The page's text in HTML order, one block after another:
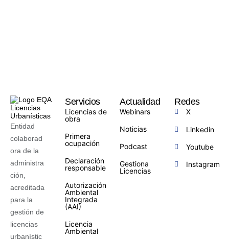
Entidad
colaborad
ora de la
administra
ción,
acreditada
para la
gestión de
licencias
urbanístic
Servicios
Licencias de
obra
Primera
ocupación
Declaración
responsable
Autorización
Ambiental
Integrada
(AAI)
Licencia
Ambiental
Actualidad
Webinars
Noticias
Podcast
Gestiona
Licencias
Redes
X
Linkedin
Youtube
Instagram